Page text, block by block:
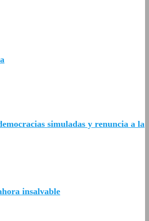
simuladas y renuncia a la
insalvable